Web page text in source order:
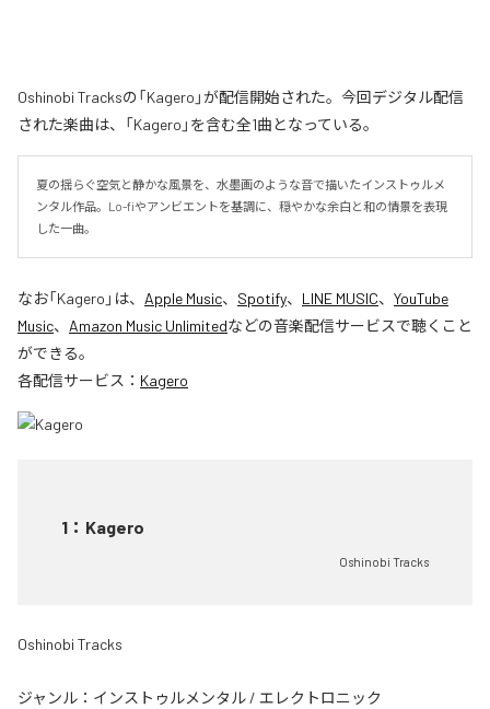
Oshinobi Tracksの「Kagero」が配信開始された。今回デジタル配信
された楽曲は、「Kagero」を含む全1曲となっている。
夏の揺らぐ空気と静かな風景を、水墨画のような音で描いたインストゥルメ
ンタル作品。Lo-fiやアンビエントを基調に、穏やかな余白と和の情景を表現
した一曲。
なお「Kagero 」は、 Apple Music、 Spotify、 LINE MUSIC、 YouTube
Music、 Amazon Music Unlimitedなどの音楽配信サービスで聴くこと
ができる。
各配信サービス： Kagero
1 ： Kagero
Oshinobi Tracks
Oshinobi Tracks
ジャンル： インストゥルメンタル / エレクトロニック